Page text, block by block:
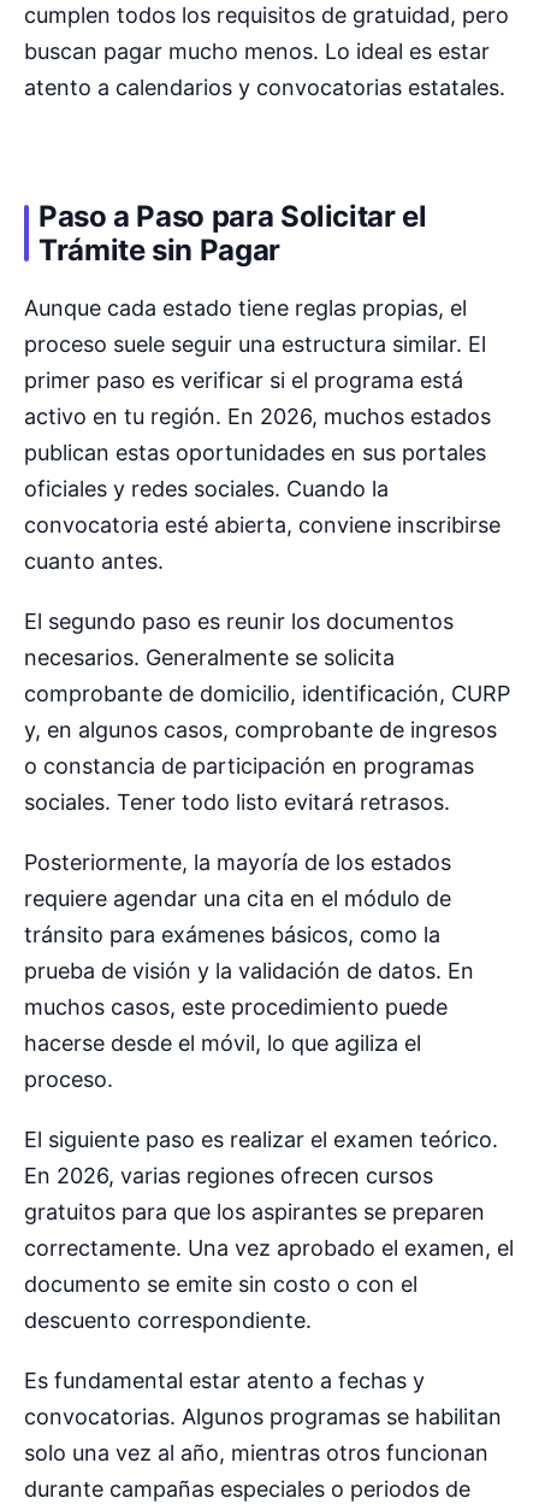
cumplen todos los requisitos de gratuidad, pero
buscan pagar mucho menos. Lo ideal es estar
atento a calendarios y convocatorias estatales.
Paso a Paso para Solicitar el
Trámite sin Pagar
Aunque cada estado tiene reglas propias, el
proceso suele seguir una estructura similar. El
primer paso es verificar si el programa está
activo en tu región. En 2026, muchos estados
publican estas oportunidades en sus portales
oficiales y redes sociales. Cuando la
convocatoria esté abierta, conviene inscribirse
cuanto antes.
El segundo paso es reunir los documentos
necesarios. Generalmente se solicita
comprobante de domicilio, identificación, CURP
y, en algunos casos, comprobante de ingresos
o constancia de participación en programas
sociales. Tener todo listo evitará retrasos.
Posteriormente, la mayoría de los estados
requiere agendar una cita en el módulo de
tránsito para exámenes básicos, como la
prueba de visión y la validación de datos. En
muchos casos, este procedimiento puede
hacerse desde el móvil, lo que agiliza el
proceso.
El siguiente paso es realizar el examen teórico.
En 2026, varias regiones ofrecen cursos
gratuitos para que los aspirantes se preparen
correctamente. Una vez aprobado el examen, el
documento se emite sin costo o con el
descuento correspondiente.
Es fundamental estar atento a fechas y
convocatorias. Algunos programas se habilitan
solo una vez al año, mientras otros funcionan
durante campañas especiales o periodos de